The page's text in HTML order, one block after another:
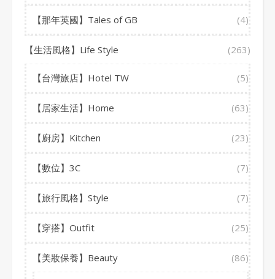
【那年英國】Tales of GB (4)
【生活風格】Life Style (263)
【台灣旅店】Hotel TW (5)
【居家生活】Home (63)
【廚房】Kitchen (23)
【數位】3C (7)
【旅行風格】Style (7)
【穿搭】Outfit (25)
【美妝保養】Beauty (86)